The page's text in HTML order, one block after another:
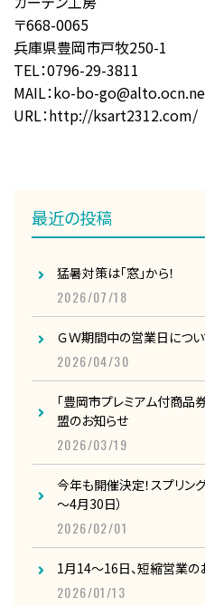
〒668-0065
兵庫県豊岡市戸牧250-1
TEL：0796-29-3811
MAIL：ko-bo-
URL：http://ksart2312.com/
最近の投稿
猛暑対策は「窓」から！
2026/07/18
ＧＷ期間中の営業日につ
2026/04/30
「豊岡市プレミアム付商品
盟のお知らせ
2026/03/19
今年も開催決定！スプリン
～4月30日）
2026/02/01
1月14～16日、短縮営業の
2026/01/13